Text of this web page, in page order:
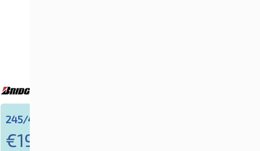
245/40R19 94W
€195.82